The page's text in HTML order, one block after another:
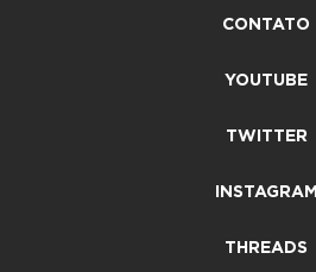
CONTATO
YOUTUBE
TWITTER
INSTAGRAM
THREADS